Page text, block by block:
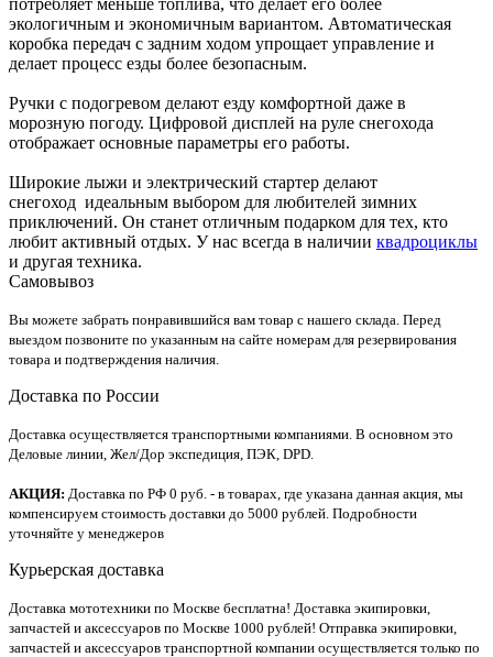
экологичным и экономичным вариантом. Автоматическая
коробка передач с задним ходом упрощает управление и
делает процесс езды более безопасным.
Ручки с подогревом делают езду комфортной даже в
морозную погоду. Цифровой дисплей на руле снегохода
отображает основные параметры его работы.
Широкие лыжи и электрический стартер делают
снегоход идеальным выбором для любителей зимних
приключений. Он станет отличным подарком для тех, кто
любит активный отдых. У нас всегда в наличии квадроциклы
и другая техника.
Самовывоз
Вы можете забрать понравившийся вам товар с нашего склада. Перед
выездом позвоните по указанным на сайте номерам для резервирования
товара и подтверждения наличия.
Доставка по России
Доставка осуществляется транспортными компаниями. В основном это
Деловые линии, Жел/Дор экспедиция, ПЭК, DPD.
АКЦИЯ: Доставка по РФ 0 руб. - в товарах, где указана данная акция, мы
компенсируем стоимость доставки до 5000 рублей. Подробности
уточняйте у менеджеров
Курьерская доставка
Доставка мототехники по Москве бесплатна! Доставка экипировки,
запчастей и аксессуаров по Москве 1000 рублей! Отправка экипировки,
запчастей и аксессуаров транспортной компании осуществляется только по